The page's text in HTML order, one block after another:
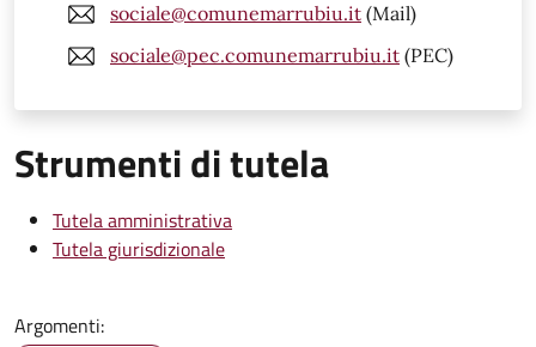
sociale@comunemarrubiu.it (Mail)
sociale@pec.comunemarrubiu.it (PEC)
Strumenti di tutela
Tutela amministrativa
Tutela giurisdizionale
Argomenti: